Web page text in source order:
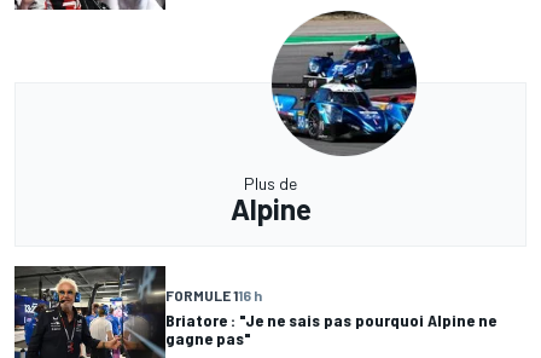
Plus de
Alpine
FORMULE 116 h
Briatore : "Je ne sais pas pourquoi Alpine ne
gagne pas"